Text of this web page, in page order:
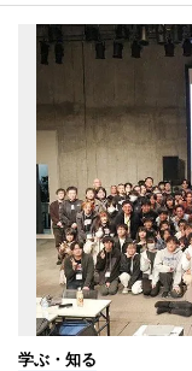
学ぶ・知る